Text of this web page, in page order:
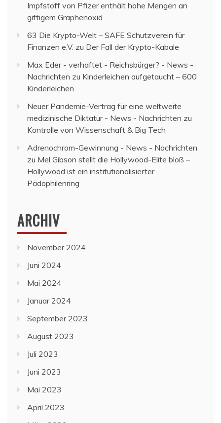
Impfstoff von Pfizer enthält hohe Mengen an
giftigem Graphenoxid
63 Die Krypto-Welt – SAFE Schutzverein für
Finanzen e.V. zu Der Fall der Krypto-Kabale
Max Eder - verhaftet - Reichsbürger? - News -
Nachrichten zu Kinderleichen aufgetaucht – 600
Kinderleichen
Neuer Pandemie-Vertrag für eine weltweite
medizinische Diktatur - News - Nachrichten zu
Kontrolle von Wissenschaft & Big Tech
Adrenochrom-Gewinnung - News - Nachrichten
zu Mel Gibson stellt die Hollywood-Elite bloß –
Hollywood ist ein institutionalisierter
Pädophilenring
ARCHIV
November 2024
Juni 2024
Mai 2024
Januar 2024
September 2023
August 2023
Juli 2023
Juni 2023
Mai 2023
April 2023